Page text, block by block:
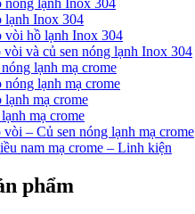
lạnh Inox 304
vòi hồ lạnh Inox 304
vòi và củ sen nóng lạnh Inox 304
lạnh mạ crome
nóng lạnh mạ crome
lạnh mạ crome
mạ crome
vòi – Củ sen nóng lạnh mạ crome
nam mạ crome – Linh kiện
phẩm